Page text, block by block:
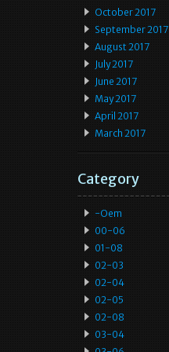
October 2017
September 2017
August 2017
July 2017
June 2017
May 2017
April 2017
March 2017
Category
-oem
00-06
01-08
02-03
02-04
02-05
02-08
03-04